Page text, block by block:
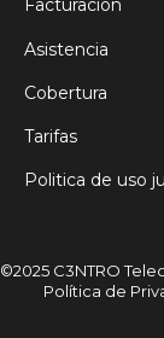
Facturación
Asistencia
Cobertura
Tarifas
Politica de uso
©2025
Política de